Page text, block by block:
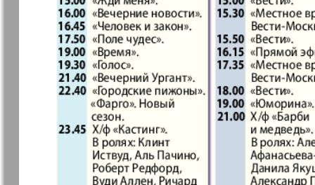
31
37
43
Архив необновляющихся на сайте изданий
7плюс7я Авангард
Анонс Антенна